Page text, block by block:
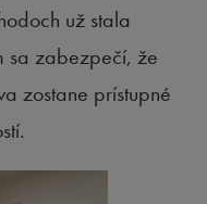
už stala
sa zabezpečí, že
zostane prístupné